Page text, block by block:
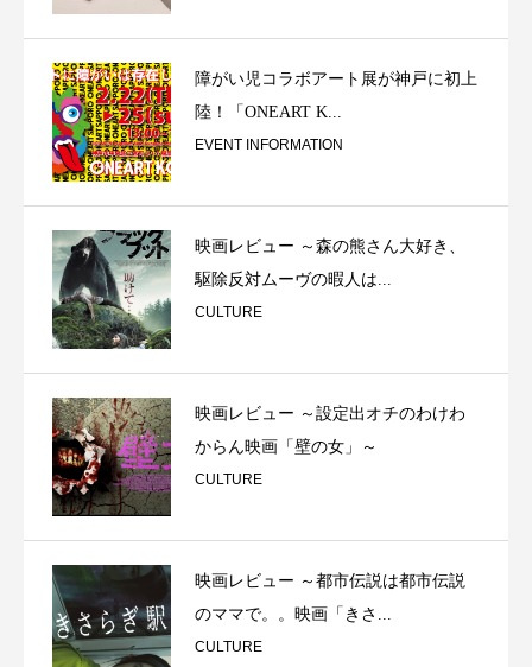
障がい児コラボアート展が神戸に初上
陸！「ONEART K...
EVENT INFORMATION
映画レビュー ～森の熊さん大好き、
駆除反対ムーヴの暇人は...
CULTURE
映画レビュー ～設定出オチのわけわ
からん映画「壁の女」～
CULTURE
映画レビュー ～都市伝説は都市伝説
のママで。。映画「きさ...
CULTURE